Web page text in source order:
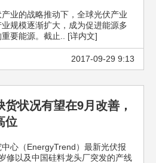
业的战略推动下，全球光伏产业
规模逐渐扩大，成为促进能源多
要能源。截止.. [详内文]
2017-09-29 9:13
状况有望在9月改善，
位
心（EnergyTrend）最新光伏报
修以及中国硅料龙头厂突发的产线